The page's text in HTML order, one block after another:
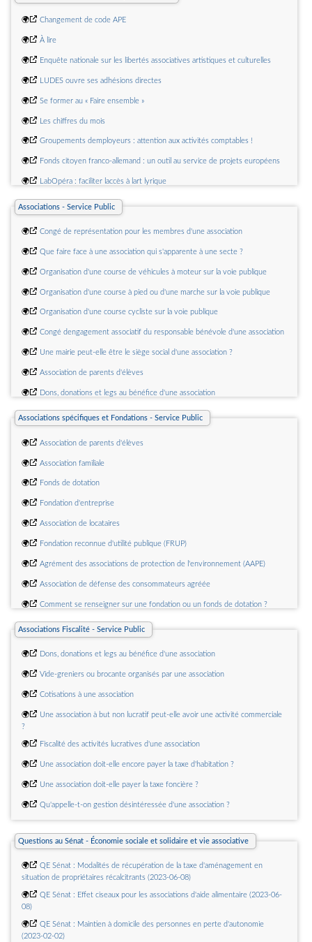
l'enquête ?
🌍 Après la détention : quels parcours pour les jeunes ?
🌍
Retour sur le collège "défense et promotion des droits de lenfant" du 3
🌍 Changement de code APE
🌍 À lire
🌍 Enquête nationale sur les libertés associatives artistiques et culturelles
🌍 LUDES ouvre ses adhésions directes
🌍 Se former au « Faire ensemble »
🌍 Les chiffres du mois
🌍 Groupements demployeurs : attention aux activités comptables !
🌍 Fonds citoyen franco-allemand : un outil au service de projets européens
🌍 LabOpéra : faciliter laccès à lart lyrique
Associations - Service Public
🌍 Congé de représentation pour les membres d'une association
🌍 Que faire face à une association qui s'apparente à une secte ?
🌍 Organisation d'une course de véhicules à moteur sur la voie publique
🌍 Organisation d'une course à pied ou d'une marche sur la voie publique
🌍 Organisation d'une course cycliste sur la voie publique
🌍 Congé dengagement associatif du responsable bénévole d'une association
🌍 Une mairie peut-elle être le siège social d'une association ?
🌍 Association de parents d'élèves
🌍 Dons, donations et legs au bénéfice d'une association
Associations spécifiques et Fondations - Service Public
🌍 Association de parents d'élèves
🌍 Association familiale
🌍 Fonds de dotation
🌍 Fondation d'entreprise
🌍 Association de locataires
🌍 Fondation reconnue d'utilité publique (FRUP)
🌍 Agrément des associations de protection de l'environnement (AAPE)
🌍 Association de défense des consommateurs agréée
🌍 Comment se renseigner sur une fondation ou un fonds de dotation ?
Associations Fiscalité - Service Public
🌍 Dons, donations et legs au bénéfice d'une association
🌍 Vide-greniers ou brocante organisés par une association
🌍 Cotisations à une association
🌍
Une association à but non lucratif peut-elle avoir une activité commerciale
?
🌍 Fiscalité des activités lucratives d'une association
🌍 Une association doit-elle encore payer la taxe d'habitation ?
🌍 Une association doit-elle payer la taxe foncière ?
🌍 Qu'appelle-t-on gestion désintéressée d'une association ?
?
Questions au Sénat - Économie sociale et solidaire et vie associative
🌍
QE Sénat : Modalités de récupération de la taxe d'aménagement en
situation de propriétaires récalcitrants (2023-06-08)
🌍
QE Sénat : Effet ciseaux pour les associations d'aide alimentaire (2023-06-
08)
🌍
QE Sénat : Maintien à domicile des personnes en perte d'autonomie
(2023-02-02)